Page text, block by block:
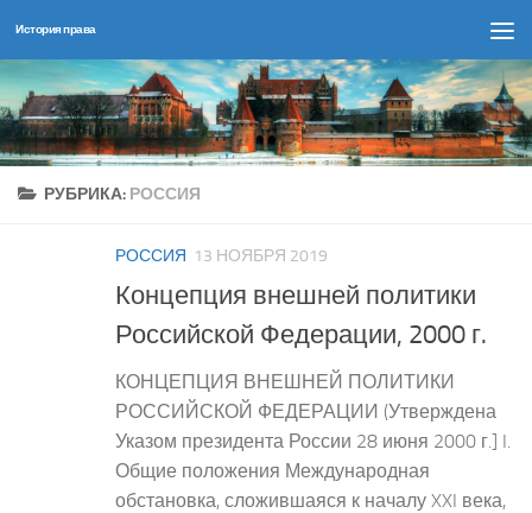
Перейти к содержимому
История права
РУБРИКА: РОССИЯ
РОССИЯ 13 НОЯБРЯ 2019
Концепция внешней политики
Российской Федерации, 2000 г.
КОНЦЕПЦИЯ ВНЕШНЕЙ ПОЛИТИКИ
РОССИЙСКОЙ ФЕДЕРАЦИИ (Утверждена
Указом президента России 28 июня 2000 г.] I.
Общие положения Международная
обстановка, сложившаяся к началу XXI века,